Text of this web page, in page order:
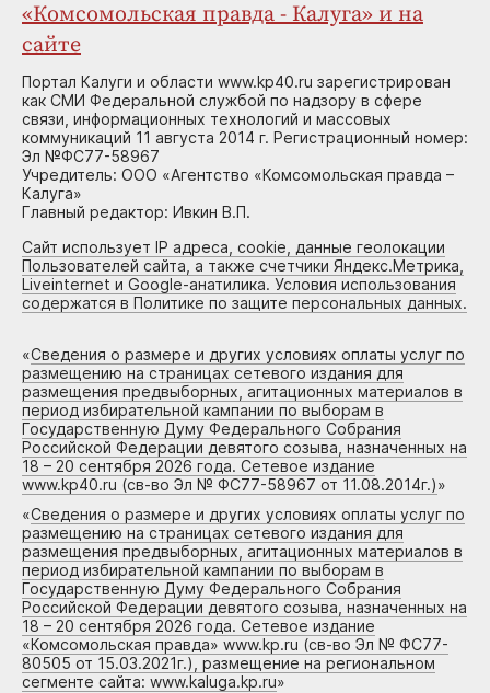
«Комсомольская правда - Калуга» и на
сайте
Портал Калуги и области www.kp40.ru зарегистрирован
как СМИ Федеральной службой по надзору в сфере
связи, информационных технологий и массовых
коммуникаций 11 августа 2014 г. Регистрационный номер:
Эл №ФС77-58967
Учредитель: ООО «Агентство «Комсомольская правда –
Калуга»
Главный редактор: Ивкин В.П.
Сайт использует IP адреса, cookie, данные геолокации
Пользователей сайта, а также счетчики Яндекс.Метрика,
Liveinternet и Google-анатилика. Условия использования
содержатся в Политике по защите персональных данных.
«Сведения о размере и других условиях оплаты услуг по
размещению на страницах сетевого издания для
размещения предвыборных, агитационных материалов в
период избирательной кампании по выборам в
Государственную Думу Федерального Собрания
Российской Федерации девятого созыва, назначенных на
18 – 20 сентября 2026 года. Сетевое издание
www.kp40.ru (св-во Эл № ФС77-58967 от 11.08.2014г.)»
«Сведения о размере и других условиях оплаты услуг по
размещению на страницах сетевого издания для
размещения предвыборных, агитационных материалов в
период избирательной кампании по выборам в
Государственную Думу Федерального Собрания
Российской Федерации девятого созыва, назначенных на
18 – 20 сентября 2026 года. Сетевое издание
«Комсомольская правда» www.kp.ru (св-во Эл № ФС77-
80505 от 15.03.2021г.), размещение на региональном
сегменте сайта: www.kaluga.kp.ru»